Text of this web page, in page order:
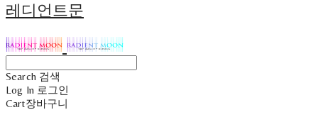
레디언트문
Search 검색
Log In 로그인
Cart장바구니